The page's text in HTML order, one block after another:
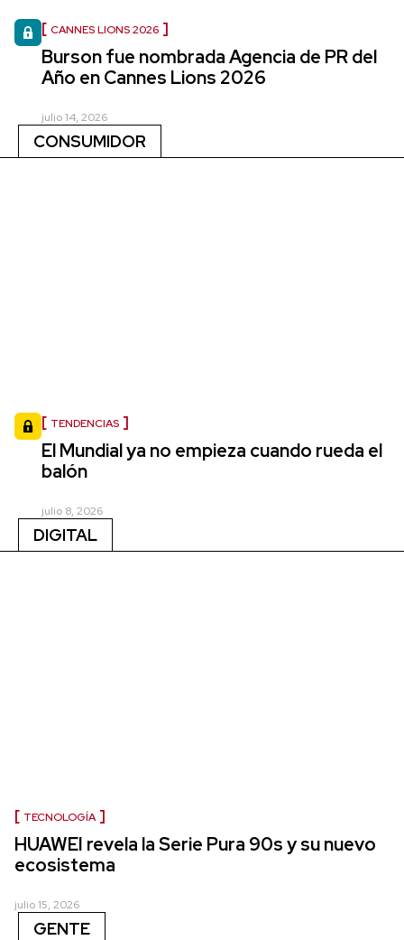
CANNES LIONS 2026
Burson fue nombrada Agencia de PR del
Año en Cannes Lions 2026
julio 14, 2026
CONSUMIDOR
TENDENCIAS
El Mundial ya no empieza cuando rueda el
balón
julio 8, 2026
DIGITAL
TECNOLOGÍA
HUAWEI revela la Serie Pura 90s y su nuevo
ecosistema
julio 15, 2026
GENTE